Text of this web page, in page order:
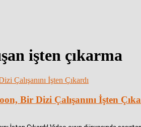
işten çıkarma
Bir Dizi Çalışanını İşten